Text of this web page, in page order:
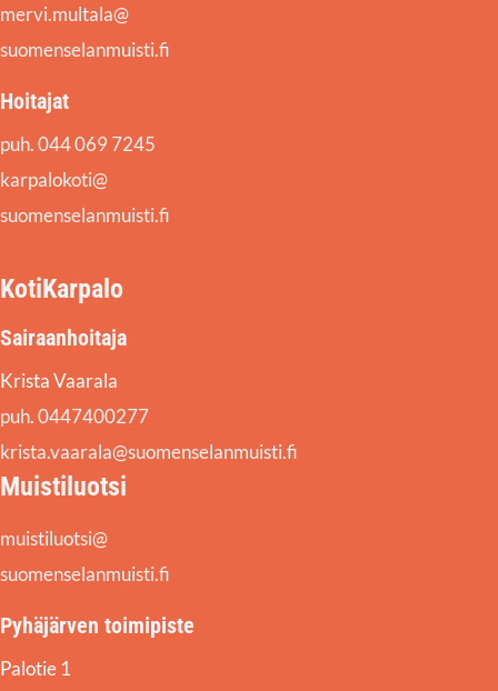
mervi.multala@
suomenselanmuisti.fi
Hoitajat
puh. 044 069 7245
karpalokoti@
suomenselanmuisti.fi
KotiKarpalo
Sairaanhoitaja
Krista Vaarala
puh. 0447400277
krista.vaarala@suomenselanmuisti.fi
Muistiluotsi
muistiluotsi@
suomenselanmuisti.fi
Pyhäjärven toimipiste
Palotie 1